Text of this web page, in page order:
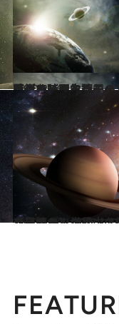
2020.8.30
【グレートコンジャンクション】岡本翔子の「占星術で時代を読む～この時代をどう生きる？」をまとめてよむ
ライフスタイル
2020.5.20
【星読み】世界中で衝突や崩壊が！ 20年ぶりのグレートコンジャンクション
ライフスタイル